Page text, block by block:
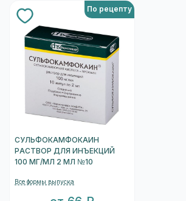
По рецепту
СУЛЬФОКАМФОКАИН
РАСТВОР ДЛЯ ИНЪЕКЦИЙ
100 МГ/МЛ 2 МЛ №10
Все формы выпуска